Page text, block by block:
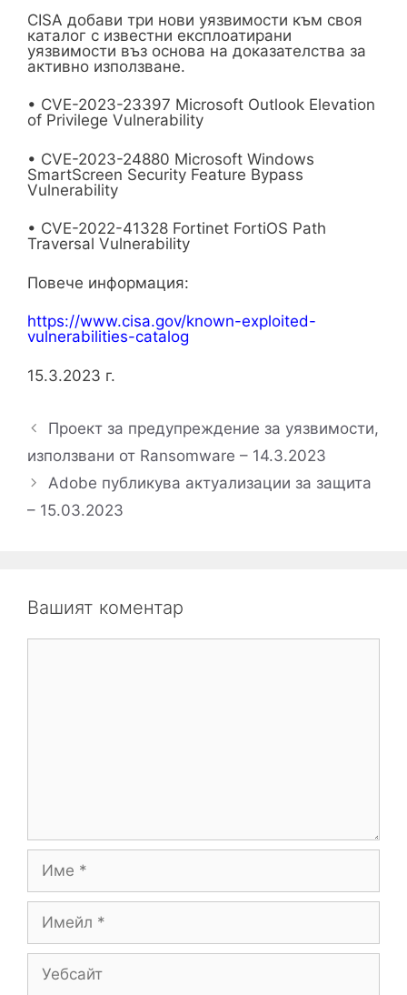
CISA добави три нови уязвимости към своя
каталог с известни експлоатирани
уязвимости въз основа на доказателства за
активно използване.
• CVE-2023-23397 Microsoft Outlook Elevation
of Privilege Vulnerability
• CVE-2023-24880 Microsoft Windows
SmartScreen Security Feature Bypass
Vulnerability
• CVE-2022-41328 Fortinet FortiOS Path
Traversal Vulnerability
Повече информация:
https://www.cisa.gov/known-exploited-
vulnerabilities-catalog
15.3.2023 г.
Проект за предупреждение за уязвимости,
използвани от Ransomware – 14.3.2023
Adobe публикува актуализации за защита
– 15.03.2023
Вашият коментар